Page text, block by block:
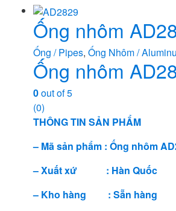
Ống nhôm
Ống / Pipes, Ống Nhôm /
Ống nhôm
0out of 5
(0)
THÔNG TIN SẢN PHẨM
– Mã sản phẩm : Ống nhôm
– Xuất xứ : Hàn Quốc
– Kho hàng : Sẵn hàng